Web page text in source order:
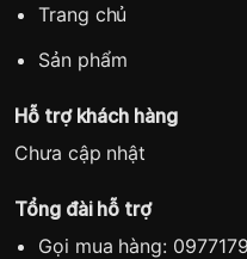
Trang chủ
Sản phẩm
Hỗ trợ khách hàng
Chưa cập nhật
Tổng đài hỗ trợ
Gọi mua hàng: